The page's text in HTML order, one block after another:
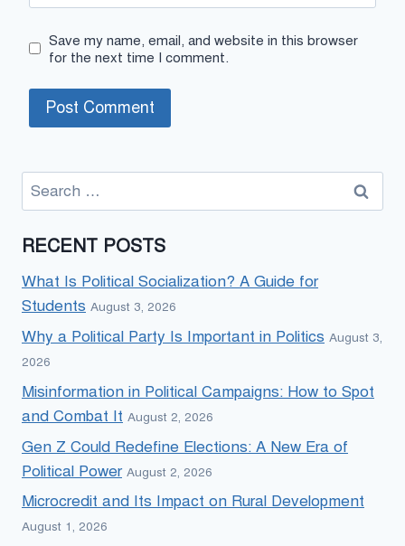
Save my name, email, and website in this browser
for the next time I comment.
Search
for:
RECENT POSTS
What Is Political Socialization? A Guide for
Students August 3, 2026
Why a Political Party Is Important in Politics August 3,
2026
Misinformation in Political Campaigns: How to Spot
and Combat It August 2, 2026
Gen Z Could Redefine Elections: A New Era of
Political Power August 2, 2026
Microcredit and Its Impact on Rural Development
August 1, 2026